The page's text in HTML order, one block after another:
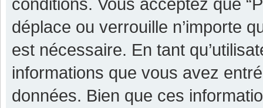
déplace ou verrouille n’importe
est nécessaire. En tant
informations que vous avez
données. Bien que ces